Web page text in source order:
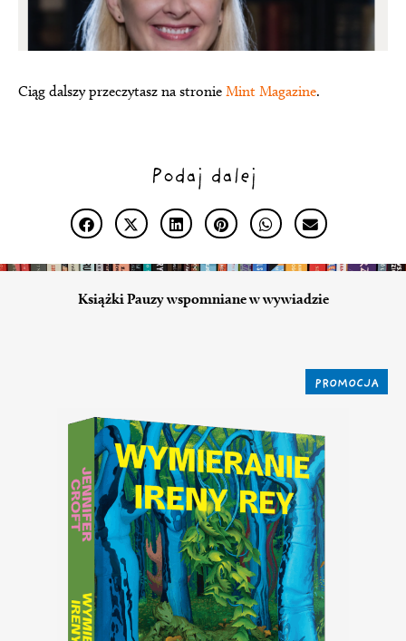
Ciąg dalszy przeczytasz na stronie Mint Magazine.
Podaj dalej
Książki Pauzy wspomniane w wywiadzie
PROMOCJA